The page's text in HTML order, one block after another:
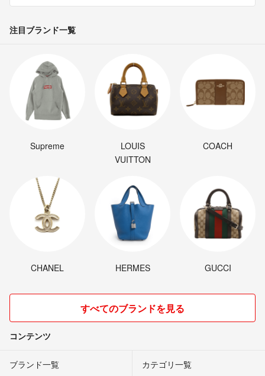
注目ブランド一覧
Supreme
LOUIS
VUITTON
COACH
CHANEL HERMES GUCCI
すべてのブランドを見る
コンテンツ
ブランド一覧 カテゴリ一覧